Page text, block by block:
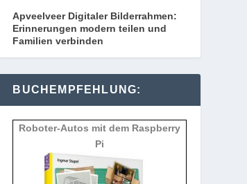
Apveelveer Digitaler Bilderrahmen:
Erinnerungen modern teilen und
Familien verbinden
BUCHEMPFEHLUNG:
Roboter-Autos mit dem Raspberry
Pi